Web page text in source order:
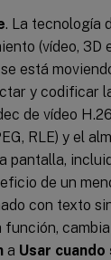
. La tecnología
(vídeo, 3D
está
y codificar
de vídeo
RLE) y el
pantalla,
de un
con texto
a Usar